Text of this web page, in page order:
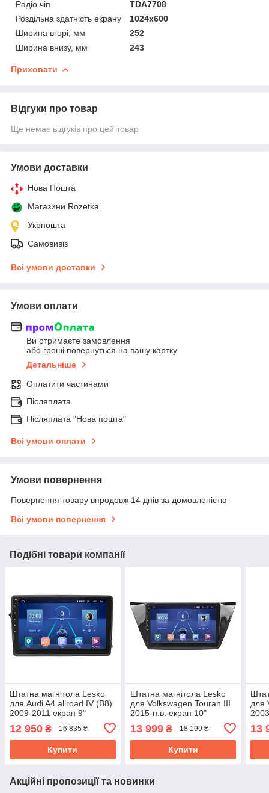
Радіо чіп
TDA7708
Роздільна здатність екрану
1024х600
Ширина вгорі, мм
252
Ширина внизу, мм
243
Приховати
Відгуки про товар
Ще немає відгуків про цей товар
Умови доставки
Нова Пошта
Магазини Rozetka
Укрпошта
Самовивіз
Всі умови доставки
Умови оплати
Ви отримаєте замовлення
або гроші повернуться на вашу картку
Детальніше
Оплатити частинами
Післяплата
Післяплата "Нова пошта"
Всі умови оплати
Умови повернення
Повернення товару впродовж 14 днів за домовленістю
Всі умови повернення
Подібні товари компанії
Штатна магнітола Lesko
для Audi A4 allroad IV (B8)
2009-2011 екран 9"
2/32Gb 4G Wi-Fi GPS Top
12 950 ₴ 16 835 ₴
Купити
Штатна магнітола Lesko
для Volkswagen Touran III
2015-н.в. екран 10"
6/128Gb 4G Wi-Fi GPS Top
Туран
13 999₴ 18 199 ₴
Купити
для
13
Акційні пропозиції та новинки